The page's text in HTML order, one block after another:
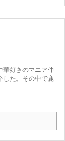
華好きのマニア仲
した。その中で鹿